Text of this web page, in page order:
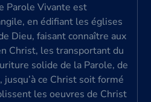
Parole Vivante est
en édifiant les églises
Dieu, faisant connaître aux
Christ, les transportant du
solide de la Parole, de
ce Christ soit formé
les oeuvres de Christ